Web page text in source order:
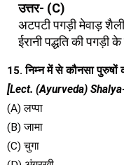
उत्तर- (C)
अटपटी पगड़ी मेवाड़
ईरानी पद्धति की पगड़ी
15. निम्न में से कौनसा पुरुषों
[Lect. (Ayurveda)
(A) लप्पा
(B) जामा
(C) चुगा